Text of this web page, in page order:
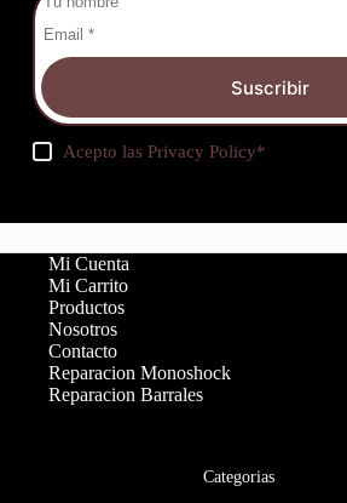
Suscribir
Acepto lasPrivacy Policy*
Mi Cuenta
Mi Carrito
Productos
Nosotros
Contacto
Reparacion Monoshock
Reparacion Barrales
Categorias